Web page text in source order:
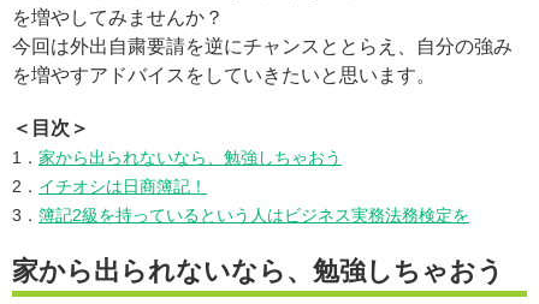
を増やしてみませんか？
今回は外出自粛要請を逆にチャンスととらえ、自分の強み
を増やすアドバイスをしていきたいと思います。
＜目次＞
1． 家から出られないなら、勉強しちゃおう
2． イチオシは日商簿記！
3． 簿記2級を持っているという人はビジネス実務法務検定を
家から出られないなら、勉強しちゃおう